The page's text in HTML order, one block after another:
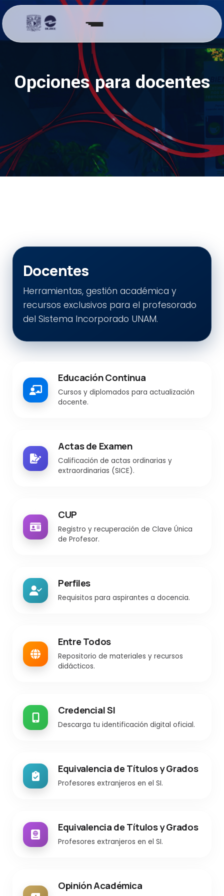
Opciones para docentes
Docentes
Herramientas, gestión académica y
recursos exclusivos para el profesorado
del Sistema Incorporado UNAM.
Educación Continua
Cursos y diplomados para actualización
docente.
Actas de Examen
Calificación de actas ordinarias y
extraordinarias (SICE).
CUP
Registro y recuperación de Clave Única
de Profesor.
Perfiles
Requisitos para aspirantes a docencia.
Entre Todos
Repositorio de materiales y recursos
didácticos.
Credencial SI
Descarga tu identificación digital oficial.
Equivalencia de Títulos y Grados
Profesores extranjeros en el SI.
Equivalencia de Títulos y Grados
Profesores extranjeros en el SI.
Opinión Académica